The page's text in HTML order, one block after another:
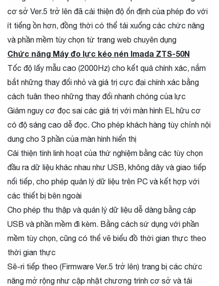
cơ sở Ver.5 trở lên đã cải thiện độ ổn định của phép đo với
ít tiếng ồn hơn, đồng thời có thể tải xuống các chức năng
và phần mềm tùy chọn từ trang web chuyên dụng
Chức năng Máy đo lực kéo nén Imada ZTS-50N
Tốc độ lấy mẫu cao (2000Hz) cho kết quả chính xác, nắm
bắt những thay đổi nhỏ và giá trị cực đại chính xác bằng
cách tuân theo những thay đổi nhanh chóng của lực
Giảm nguy cơ đọc sai các giá trị với màn hình EL hữu cơ
có độ sáng cao dễ đọc. Cho phép khách hàng tùy chỉnh nội
dung cho 3 phần của màn hình hiển thị
Cải thiện tính linh hoạt của thử nghiệm bằng các tùy chọn
đầu ra dữ liệu khác nhau như USB, không dây và giao tiếp
nối tiếp, cho phép quản lý dữ liệu trên PC và kết hợp với
các thiết bị bên ngoài
Cho phép thu thập và quản lý dữ liệu dễ dàng bằng cáp
USB và phần mềm đi kèm. Bằng cách sử dụng với phần
mềm tùy chọn, cũng có thể vẽ biểu đồ thời gian thực theo
thời gian thực
Sê-ri tiếp theo (Firmware Ver.5 trở lên) trang bị các chức
năng mở rộng như cập nhật chương trình cơ sở và tải